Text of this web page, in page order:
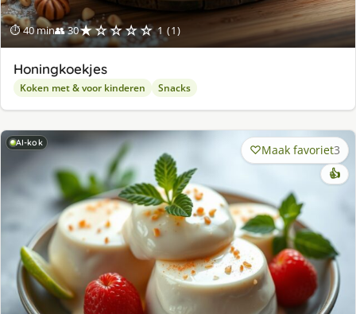
⏱ 40 min👥 30★☆☆☆☆ 1 (1)
Honingkoekjes
Koken met & voor kinderen Snacks
AI-kok Maak favoriet3
👍